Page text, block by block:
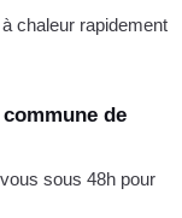
chaleur rapidement
de
sous 48h pour